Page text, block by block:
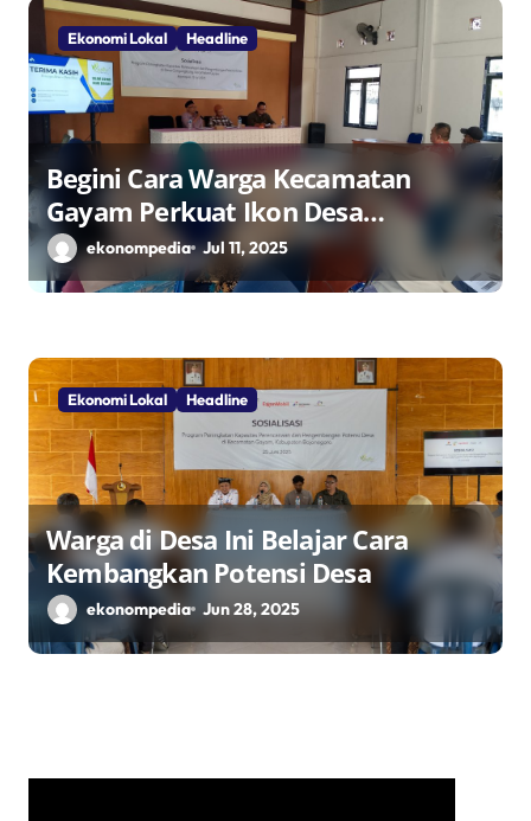
Ekonomi Lokal Headline
Begini Cara Warga Kecamatan
Gayam Perkuat Ikon Desa
Penggerak Ekonomi Lokal Melalui
TPID
ekonompedia Jul 11, 2025
Ekonomi Lokal Headline
Warga di Desa Ini Belajar Cara
Kembangkan Potensi Desa
ekonompedia Jun 28, 2025